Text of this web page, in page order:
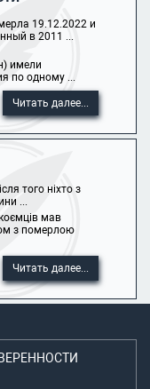
19.12.2022 и
в 2011 ...
имели
по одному ...
Читать далее...
того ніхто з
...
мав
з померлою
Читать далее...